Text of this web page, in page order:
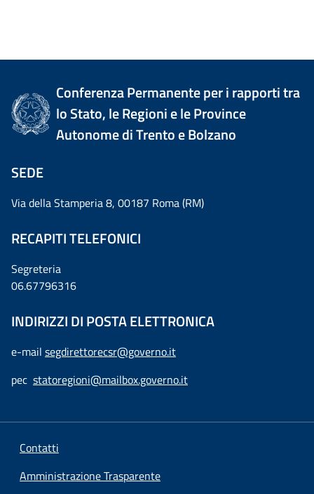
Conferenza Permanente per i rapporti tra
lo Stato, le Regioni e le Province
Autonome di Trento e Bolzano
SEDE
Via della Stamperia 8, 00187 Roma (RM)
RECAPITI TELEFONICI
Segreteria
06.67796316
INDIRIZZI DI POSTA ELETTRONICA
e-mail segdirettorecsr@governo.it
pec statoregioni@mailbox.governo.it
Contatti
Amministrazione Trasparente